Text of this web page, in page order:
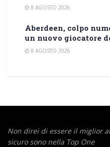
8 AGOSTO 2026
Aberdeen, colpo
un nuovo giocatore
8 AGOSTO 2026
Non direi di essere il miglior
sicuro sono nella Top One